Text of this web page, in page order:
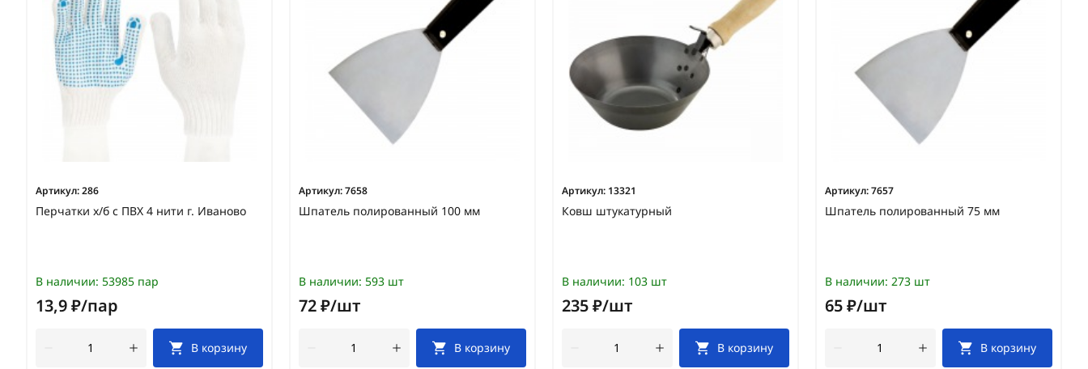
Артикул:286
Перчатки х/б с ПВХ 4 нити г. Иваново
В наличии: 53985 пар
13,9 ₽/пар
В корзину
Артикул:7658
Шпатель полированный 100 мм
В наличии: 593 шт
72 ₽/шт
В корзину
Артикул: 13321
Ковш штукатурный
В наличии: 103 шт
235 ₽/шт
В корзину
Артикул:7657
Шпатель полированный 75 мм
В наличии: 273 шт
65 ₽/шт
В корзину